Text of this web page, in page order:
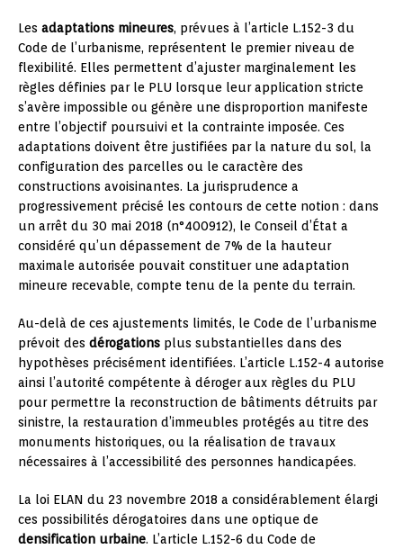
Les adaptations mineures, prévues à l’article L.152-3 du
Code de l’urbanisme, représentent le premier niveau de
flexibilité. Elles permettent d’ajuster marginalement les
règles définies par le PLU lorsque leur application stricte
s’avère impossible ou génère une disproportion manifeste
entre l’objectif poursuivi et la contrainte imposée. Ces
adaptations doivent être justifiées par la nature du sol, la
configuration des parcelles ou le caractère des
constructions avoisinantes. La jurisprudence a
progressivement précisé les contours de cette notion : dans
un arrêt du 30 mai 2018 (n°400912), le Conseil d’État a
considéré qu’un dépassement de 7% de la hauteur
maximale autorisée pouvait constituer une adaptation
mineure recevable, compte tenu de la pente du terrain.
Au-delà de ces ajustements limités, le Code de l’urbanisme
prévoit des dérogations plus substantielles dans des
hypothèses précisément identifiées. L’article L.152-4 autorise
ainsi l’autorité compétente à déroger aux règles du PLU
pour permettre la reconstruction de bâtiments détruits par
sinistre, la restauration d’immeubles protégés au titre des
monuments historiques, ou la réalisation de travaux
nécessaires à l’accessibilité des personnes handicapées.
La loi ELAN du 23 novembre 2018 a considérablement élargi
ces possibilités dérogatoires dans une optique de
densification urbaine. L’article L.152-6 du Code de